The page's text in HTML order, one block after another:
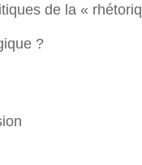
de la «
?